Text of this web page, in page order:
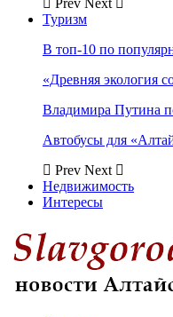
Prev Next
Туризм
В топ-10 по
«Древняя экология
Владимира Путина
Автобусы для
Prev Next
Недвижимость
Интересы